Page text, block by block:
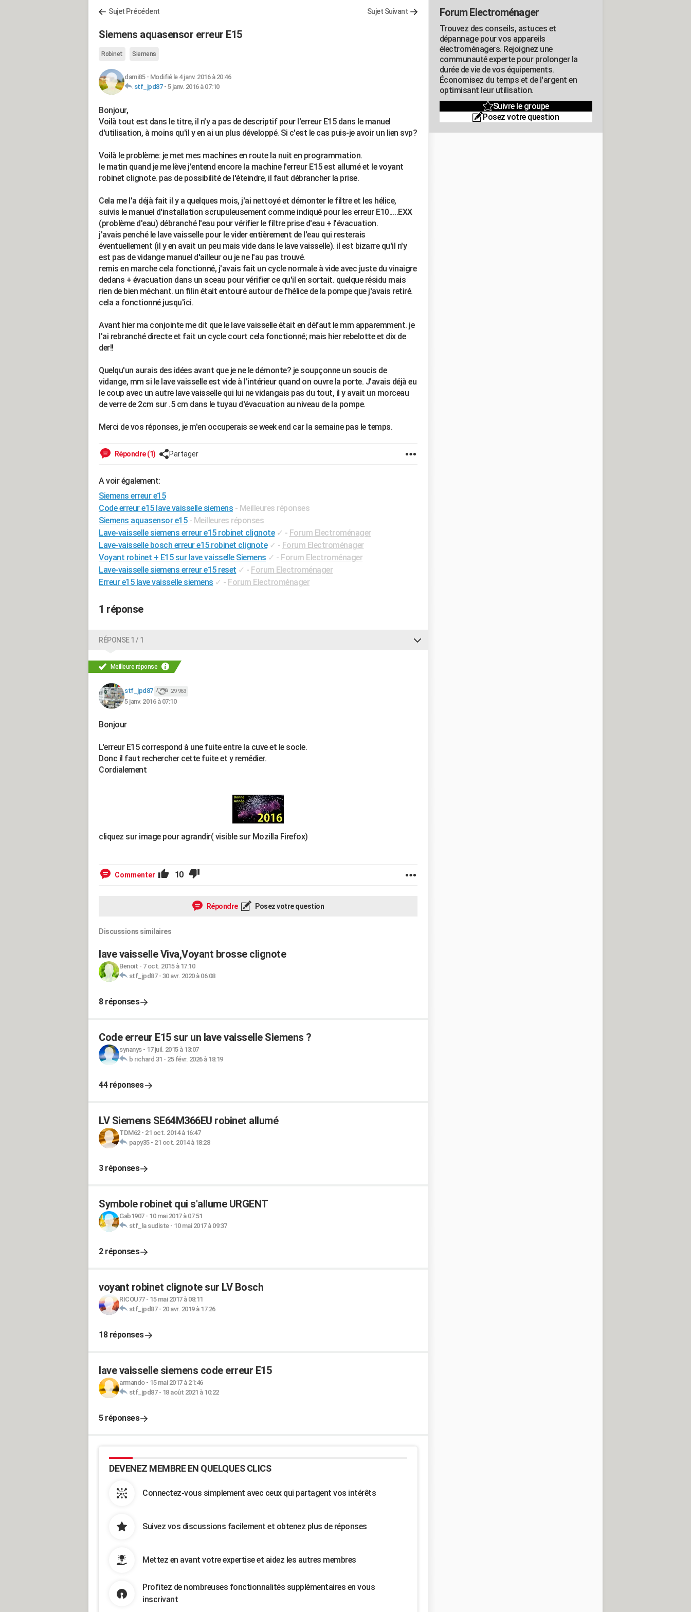
Sujet Précédent Sujet Suivant
Siemens aquasensor erreur E15
Robinet Siemens
dami85- Modifié le 4 janv. 2016 à 20:46
stf_jpd87- 5 janv. 2016 à 07:10
Bonjour,
Voilà tout est dans le titre, il n'y a pas de descriptif pour l'erreur E15 dans le manuel
d'utilisation, à moins qu'il y en ai un plus développé. Si c'est le cas puis-je avoir un lien svp?
Voilà le problème: je met mes machines en route la nuit en programmation.
le matin quand je me lève j'entend encore la machine l'erreur E15 est allumé et le voyant
robinet clignote. pas de possibilité de l'éteindre, il faut débrancher la prise.
Cela me l'a déjà fait il y a quelques mois, j'ai nettoyé et démonter le filtre et les hélice,
suivis le manuel d'installation scrupuleusement comme indiqué pour les erreur E10.....EXX
(problème d'eau) débranché l'eau pour vérifier le filtre prise d'eau + l'évacuation.
j'avais penché le lave vaisselle pour le vider entièrement de l'eau qui resterais
éventuellement (il y en avait un peu mais vide dans le lave vaisselle). il est bizarre qu'il n'y
est pas de vidange manuel d'ailleur ou je ne l'au pas trouvé.
remis en marche cela fonctionné, j'avais fait un cycle normale à vide avec juste du vinaigre
dedans + évacuation dans un sceau pour vérifier ce qu'il en sortait. quelque résidu mais
rien de bien méchant. un filin était entouré autour de l'hélice de la pompe que j'avais retiré.
cela a fonctionné jusqu'ici.
Avant hier ma conjointe me dit que le lave vaisselle était en défaut le mm apparemment. je
l'ai rebranché directe et fait un cycle court cela fonctionné; mais hier rebelotte et dix de
der!!
Quelqu'un aurais des idées avant que je ne le démonte? je soupçonne un soucis de
vidange, mm si le lave vaisselle est vide à l'intérieur quand on ouvre la porte. J'avais déjà eu
le coup avec un autre lave vaisselle qui lui ne vidangais pas du tout, il y avait un morceau
de verre de 2cm sur .5 cm dans le tuyau d'évacuation au niveau de la pompe.
Merci de vos réponses, je m'en occuperais se week end car la semaine pas le temps.
Répondre (1) Partager
A voir également:
Siemens erreur e15
Code erreur e15 lave vaisselle siemens - Meilleures réponses
Siemens aquasensor e15 - Meilleures réponses
Lave-vaisselle siemens erreur e15 robinet clignote ✓ - Forum Electroménager
Lave-vaisselle bosch erreur e15 robinet clignote ✓ - Forum Electroménager
Voyant robinet + E15 sur lave vaisselle Siemens ✓ - Forum Electroménager
Lave-vaisselle siemens erreur e15 reset ✓ - Forum Electroménager
Erreur e15 lave vaisselle siemens ✓ - Forum Electroménager
1 réponse
RÉPONSE 1 / 1
Meilleure réponse
stf_jpd87 29 963
5 janv. 2016 à 07:10
Bonjour
L'erreur E15 correspond à une fuite entre la cuve et le socle.
Donc il faut rechercher cette fuite et y remédier.
Cordialement
cliquez sur image pour agrandir( visible sur Mozilla Firefox)
Commenter 10
Répondre Posez votre question
Discussions similaires
lave vaisselle Viva,Voyant brosse clignote
Benoit - 7 oct. 2015 à 17:10
stf_jpd87- 30 avr. 2020 à 06:08
8 réponses
Code erreur E15 sur un lave vaisselle Siemens ?
synanys- 17 juil. 2015 à 13:07
b richard 31 - 25 févr. 2026 à 18:19
44 réponses
LV Siemens SE64M366EU robinet allumé
TDM62- 21 oct. 2014 à 16:47
papy35- 21 oct. 2014 à 18:28
3 réponses
Symbole robinet qui s'allume URGENT
Gab1907- 10 mai 2017 à 07:51
stf_la sudiste- 10 mai 2017 à 09:37
2 réponses
voyant robinet clignote sur LV Bosch
RICOU77- 15 mai 2017 à 08:11
stf_jpd87- 20 avr. 2019 à 17:26
18 réponses
lave vaisselle siemens code erreur E15
armando- 15 mai 2017 à 21:46
stf_jpd87- 18 août 2021 à 10:22
5 réponses
DEVENEZ MEMBRE EN QUELQUES CLICS
Connectez-vous simplement avec ceux qui partagent vos intérêts
Suivez vos discussions facilement et obtenez plus de réponses
Mettez en avant votre expertise et aidez les autres membres
Profitez de nombreuses fonctionnalités supplémentaires en vous
inscrivant
Forum Electroménager
Trouvez des conseils, astuces et
dépannage pour vos appareils
électroménagers. Rejoignez une
communauté experte pour prolonger la
durée de vie de vos équipements.
Économisez du temps et de l'argent en
optimisant leur utilisation.
Suivre le groupe
Posez votre question